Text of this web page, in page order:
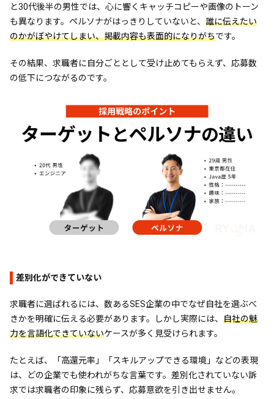
と30代後半の男性では、心に響くキャッチコピーや画像のトーン
も異なります。ペルソナがはっきりしていないと、 誰に伝えたい
のかがぼやけてしまい、掲載内容も表面的になりがちです。
その結果、求職者に自分ごととして受け止めてもらえず、応募数
の低下につながるのです。
差別化ができていない
求職者に選ばれるには、数あるSES企業の中でなぜ自社を選ぶべ
きかを明確に伝える必要があります。しかし実際には、 自社の魅
力を言語化できていないケースが多く見受けられます。
たとえば、「高還元率」「スキルアップできる環境」などの表現
は、どの企業でも使われがちな言葉です。差別化されていない訴
求では求職者の印象に残らず、応募意欲を引き出せません。